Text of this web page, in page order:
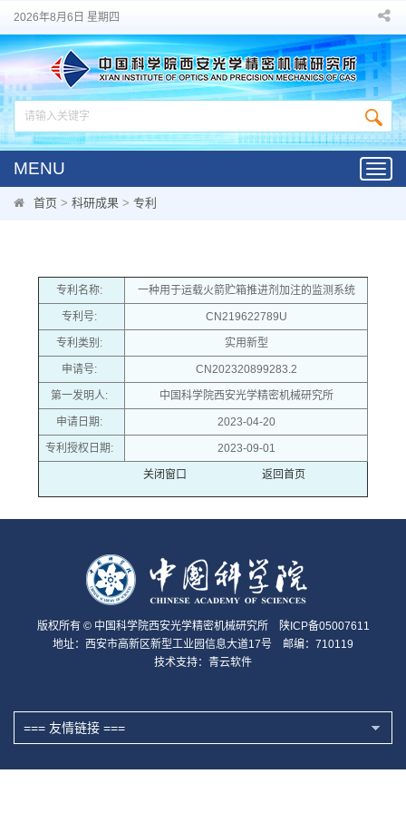
2026年8月6日 星期四
MENU
首页 > 科研成果 > 专利
专利名称: 一种用于运载火箭贮箱推进剂加注的监测系统
专利号: CN219622789U
专利类别: 实用新型
申请号: CN202320899283.2
第一发明人: 中国科学院西安光学精密机械研究所
申请日期: 2023-04-20
专利授权日期: 2023-09-01
关闭窗口 返回首页
版权所有 © 中国科学院西安光学精密机械研究所 陕ICP备05007611
地址：西安市高新区新型工业园信息大道17号 邮编：710119
技术支持： 青云软件
=== 友情链接 ===